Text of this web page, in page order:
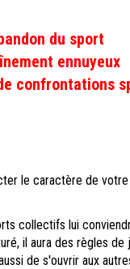
du sport
ennuyeux
confrontations
le caractère de
collectifs lui
il aura des règles
de s'ouvrir aux